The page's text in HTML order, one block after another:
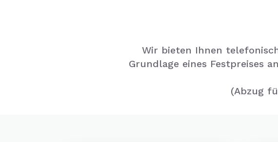
Wir bieten Ihnen
Grundlage eines Festpreises
(Abzug